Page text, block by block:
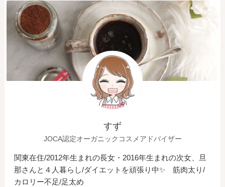
すず
JOCA認定オーガニックコスメアドバイザー
関東在住/2012年生まれの長女・2016年生まれの次女、旦
那さんと４人暮らし/ダイエットを頑張り中✨ 筋肉太り/
カロリー不足/足太め